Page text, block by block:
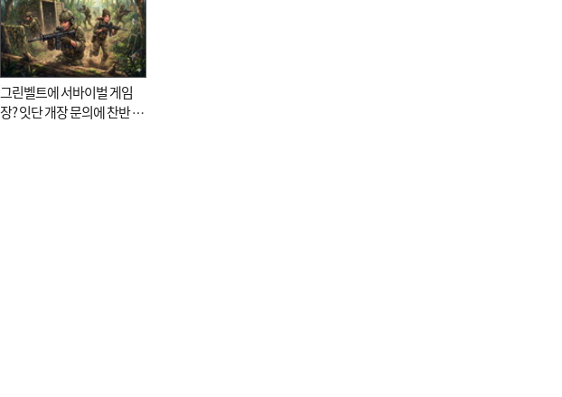
그린벨트에 서바이벌 게임
장? 잇단 개장 문의에 찬반 논